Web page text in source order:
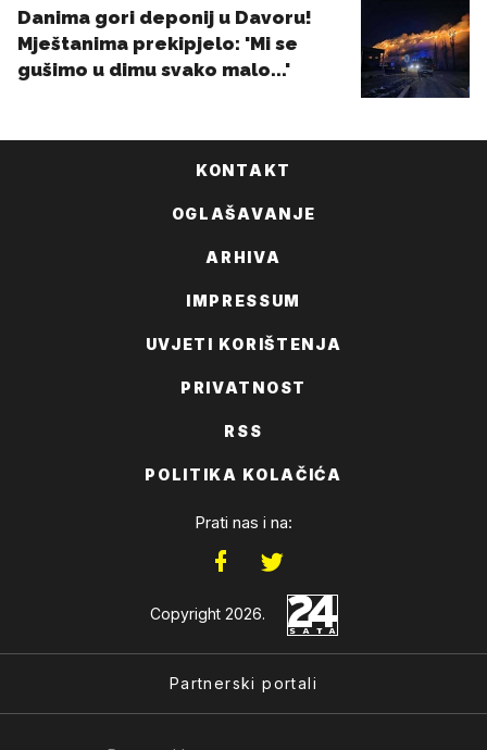
KONTAKT
OGLAŠAVANJE
ARHIVA
IMPRESSUM
UVJETI KORIŠTENJA
PRIVATNOST
RSS
POLITIKA KOLAČIĆA
Prati nas i na:
Copyright 2026.
Partnerski portali